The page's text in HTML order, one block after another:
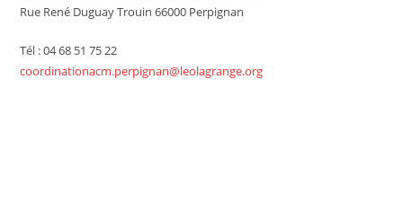
Rue René Duguay Trouin 66000 Perpignan
Tél : 04 68 51 75 22
coordinationacm.perpignan@leolagrange.org